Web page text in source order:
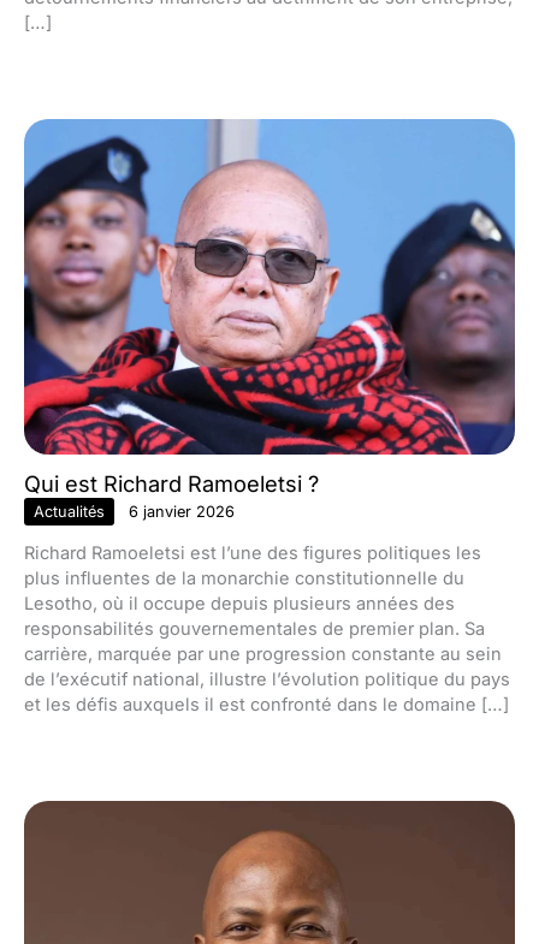
[…]
Qui est Richard Ramoeletsi ?
Actualités 6 janvier 2026
Richard Ramoeletsi est l’une des figures politiques les
plus influentes de la monarchie constitutionnelle du
Lesotho, où il occupe depuis plusieurs années des
responsabilités gouvernementales de premier plan. Sa
carrière, marquée par une progression constante au sein
de l’exécutif national, illustre l’évolution politique du pays
et les défis auxquels il est confronté dans le domaine […]